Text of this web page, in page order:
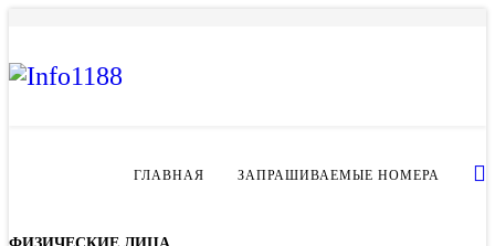
ГЛАВНАЯ ЗАПРАШИВАЕМЫЕ НОМЕРА